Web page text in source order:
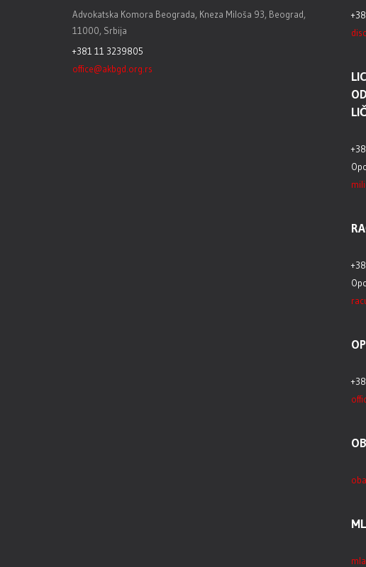
Advokatska Komora Beograda, Kneza Miloša 93, Beograd,
11000, Srbija
+381 11 3239805
office@akbgd.org.rs